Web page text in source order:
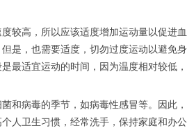
较高，所以应该适度增加运动量以促进血
是，也需要适度，切勿过度运动以避免身
最适宜运动的时间，因为温度相对较低，
和病毒的季节，如病毒性感冒等。因此，
人卫生习惯，经常洗手，保持家庭和办公